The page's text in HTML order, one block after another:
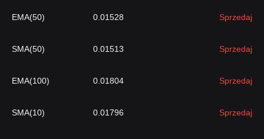
EMA(50) 0.01528 Sprzedaj
SMA(50) 0.01513 Sprzedaj
EMA(100) 0.01804 Sprzedaj
SMA(10) 0.01796 Sprzedaj